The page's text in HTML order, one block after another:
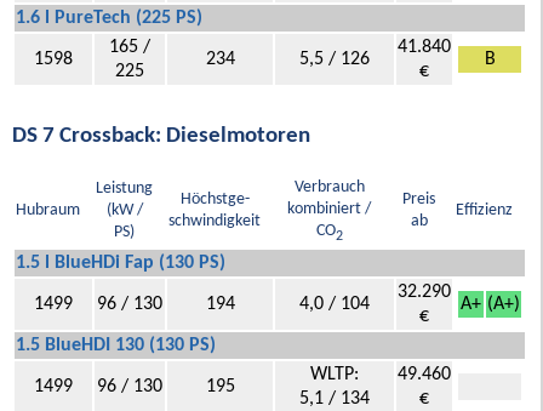
1.6 l PureTech (225 PS)
1598
165 /
225
234 5,5 / 126
41.840
€
B
DS 7 Crossback: Dieselmotoren
Hubraum
Leistung
(kW /
PS)
Höchstge-
schwindigkeit
Verbrauch
kombiniert /
CO2
Preis
ab
Effizienz
1.5 l BlueHDi Fap (130 PS)
1499 96 / 130 194 4,0 / 104
32.290
€
A+ (A+)
1.5 BlueHDI 130 (130 PS)
1499 96 / 130 195
WLTP:
5,1 / 134
49.460
€